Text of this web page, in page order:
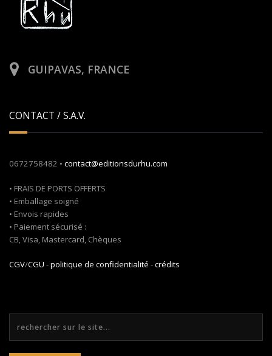
GUIPAVAS, FRANCE
CONTACT / S.A.V.
0672758482 • contact@editionsdurhu.com
• FRAIS DE PORTS OFFERTS
• Emballage soigné
• Envois rapides
• Paiement sécurisé :
CB, Visa, Mastercard, Chèques
CGV/CGU -politique de confidentialité -crédits